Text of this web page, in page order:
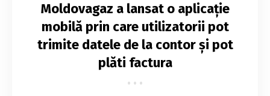
Moldovagaz a lansat o aplicație
mobilă prin care utilizatorii pot
trimite datele de la contor și pot
plăti factura